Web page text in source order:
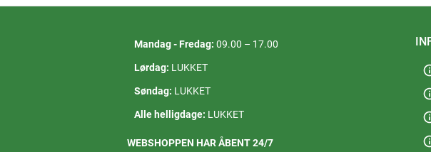
Mandag - Fredag: 09.00 – 17.00
Lørdag: LUKKET
Søndag: LUKKET
Alle helligdage: LUKKET
WEBSHOPPEN HAR ÅBENT 24/7